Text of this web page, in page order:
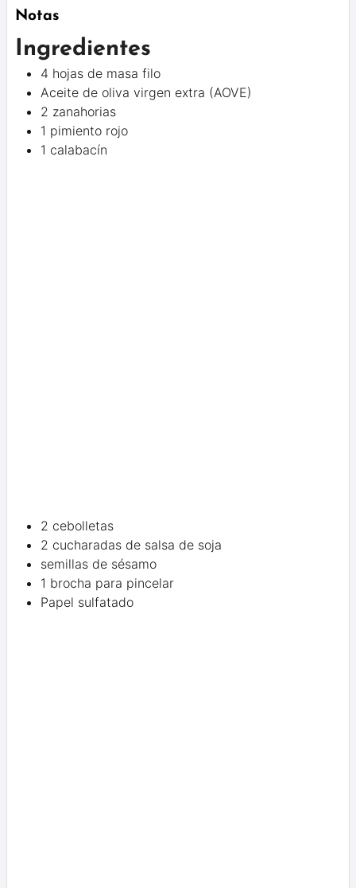
Notas
Ingredientes
4 hojas de masa filo
Aceite de oliva virgen extra (AOVE)
2 zanahorias
1 pimiento rojo
1 calabacín
2 cebolletas
2 cucharadas de salsa de soja
semillas de sésamo
1 brocha para pincelar
Papel sulfatado